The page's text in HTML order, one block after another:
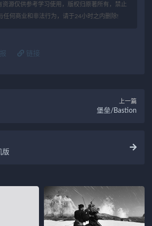
资源仅供参考学习使用，版权归原著所有，禁止
任何商业和非法行为，请于24小时之内删除!
链接
上一篇
堡垒/Bastion
版